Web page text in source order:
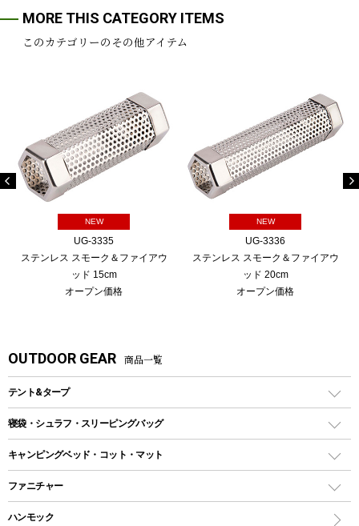
MORE THIS CATEGORY ITEMS
このカテゴリーのその他アイテム
NEW
UG-3335
ステンレス スモーク＆ファイアウ
ッド 15cm
オープン価格
NEW
UG-3336
ステンレス スモーク＆ファイアウ
ッド 20cm
オープン価格
OUTDOOR GEAR 商品一覧
テント&タープ
テント
ツールームテント
ワンポールテント
シェルターテント
寝袋・シュラフ・スリーピングバッグ
レクタングラー型（封筒型）シュラフ
インナーシュラフ
キャンピングベッド・コット・マット
キャンピングベッド・コット
ファニチャー
アウトドアテーブル
ハンモック